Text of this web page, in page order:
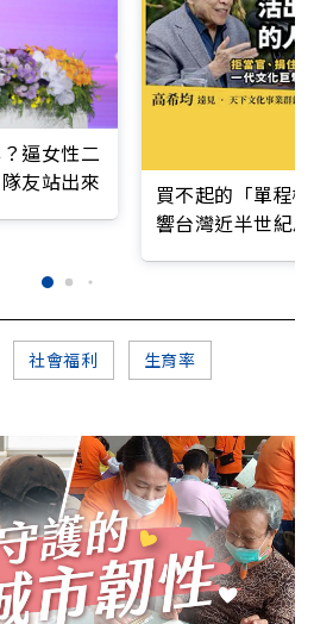
逼女性二
友站出來
買不起的「單程
響台灣近半世紀
社會福利 生育率